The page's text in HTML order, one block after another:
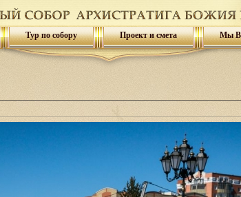
Тур по собору Проект и смета Мы